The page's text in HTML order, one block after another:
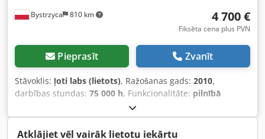
Bystrzyca 810 km 4 700 €
Fiksēta cena plus PVN
Pieprasīt Zvanīt
Stāvoklis: ļoti labs (lietots), Ražošanas gads: 2010,
darbības stundas: 75 000 h, Funkcionalitāte: pilnībā
, 55 kW kompresors ar iebūvētu žāvētāju un
frekvences pārveidotāju. Ļoti labā stāvoklī. Pēc servisa. 3
mēnešu garantija. Csdpfjv Rmmmsx Amusrf
Atklājiet vēl vairāk lietotu iekārtu